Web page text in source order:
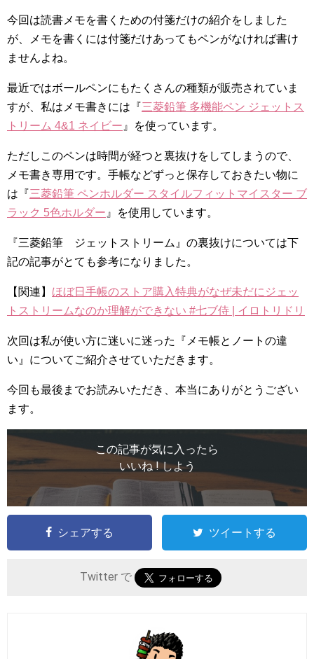
今回は読書メモを書くための付箋だけの紹介をしました
が、メモを書くには付箋だけあってもペンがなければ書け
ませんよね。
最近ではボールペンにもたくさんの種類が販売されていま
すが、私はメモ書きには『三菱鉛筆 多機能ペン ジェットス
トリーム 4&1 ネイビー 』を使っています。
ただしこのペンは時間が経つと裏抜けをしてしまうので、
メモ書き専用です。手帳などずっと保存しておきたい物に
は『三菱鉛筆 ペンホルダー スタイルフィットマイスター ブ
ラック 5色ホルダー 』を使用しています。
『三菱鉛筆 ジェットストリーム』の裏抜けについては下
記の記事がとても参考になりました。
【関連】 ほぼ日手帳のストア購入特典がなぜ未だにジェッ
トストリームなのか理解ができない #七ブ侍 | イロトリドリ
次回は私が使い方に迷いに迷った『メモ帳とノートの違
い』についてご紹介させていただきます。
今回も最後までお読みいただき、本当にありがとうござい
ます。
この記事が気に入ったら
いいね ! しよう
シェアする ツイートする
Twitter で